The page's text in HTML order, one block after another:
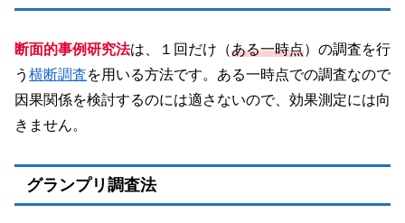
断面的事例研究法は、１回だけ（ある一時点）の調査を行
う 横断調査を用いる方法です。ある一時点での調査なので
因果関係を検討するのには適さないので、効果測定には向
きません。
グランプリ調査法